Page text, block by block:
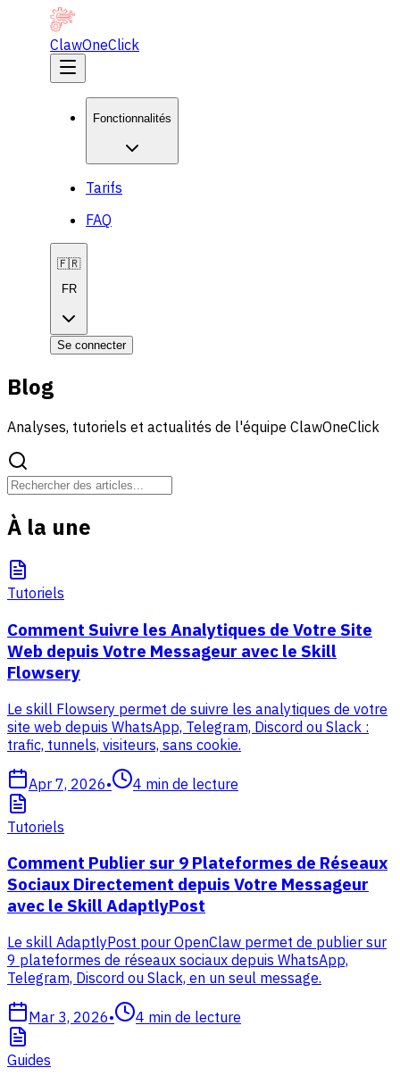
ClawOneClick
Fonctionnalités
Tarifs
FAQ
🇫🇷
FR
Se connecter
Blog
Analyses, tutoriels et actualités de l'équipe ClawOneClick
À la une
Tutoriels
Comment Suivre les Analytiques de Votre Site
Web depuis Votre Messageur avec le Skill
Flowsery
Le skill Flowsery permet de suivre les analytiques de votre
site web depuis WhatsApp, Telegram, Discord ou Slack :
trafic, tunnels, visiteurs, sans cookie.
Apr 7, 2026• 4 min de lecture
Tutoriels
Comment Publier sur 9 Plateformes de Réseaux
Sociaux Directement depuis Votre Messageur
avec le Skill AdaptlyPost
Le skill AdaptlyPost pour OpenClaw permet de publier sur
9 plateformes de réseaux sociaux depuis WhatsApp,
Telegram, Discord ou Slack, en un seul message.
Mar 3, 2026• 4 min de lecture
Guides